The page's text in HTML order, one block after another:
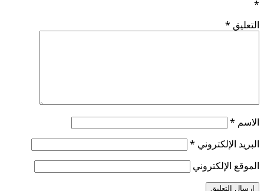
*
التعليق *
الاسم *
البريد الإلكتروني *
الموقع الإلكتروني